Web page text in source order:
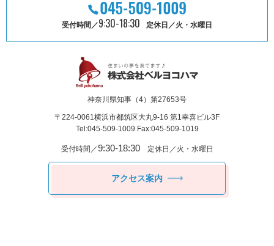
受付時間／9:30-18:30 定休日／火・水曜日
神奈川県知事（4）第27653号
〒224-0061横浜市都筑区⼤丸9-16 第1幸喜ビル3F
Tel:045-509-1009 Fax:045-509-1019
受付時間／9:30-18:30定休日／火・水曜日
アクセス案内